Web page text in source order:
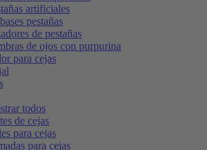
artificiales
pestañas
de pestañas
de ojos con purpurina
para cejas
todos
de cejas
para cejas
para cejas